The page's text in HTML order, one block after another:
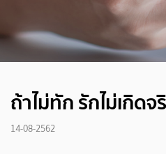
ถ้าไม่ทัก รักไม่เกิดจ
14-08-2562